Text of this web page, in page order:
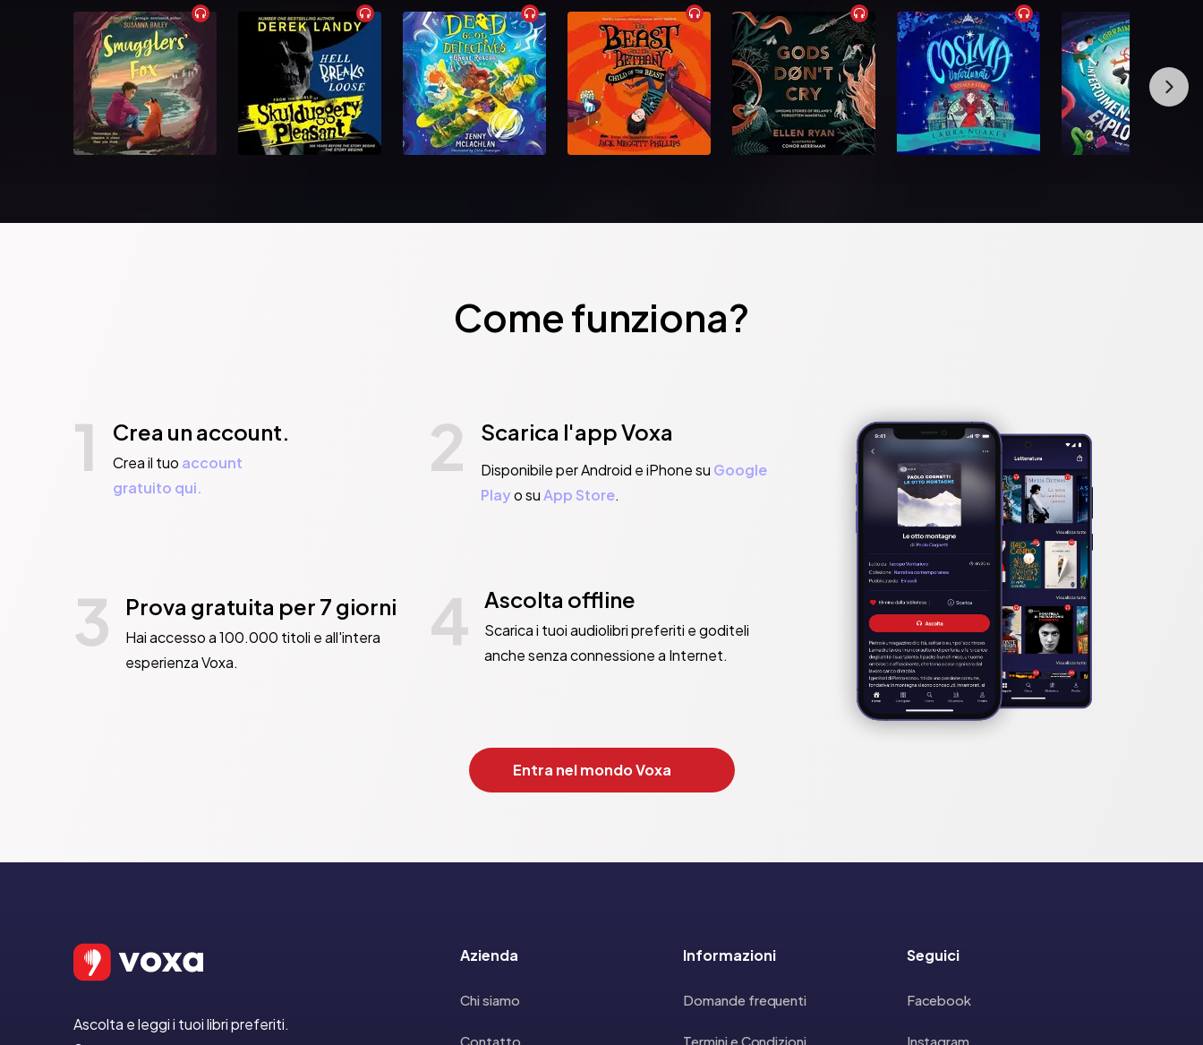
Come funziona?
1 Crea un account.
Crea il tuo account
gratuito qui.
2 Scarica l'app Voxa
Disponibile per Android e iPhone su Google
Playo suApp Store.
3 Prova gratuita per 7 giorni
Hai accesso a 100.000 titoli e all'intera
esperienza Voxa.
4 Ascolta offline
Scarica i tuoi audiolibri preferiti e goditeli
anche senza connessione a Internet.
Entra nel mondo Voxa
Ascolta e leggi i tuoi libri preferiti.
Azienda
Chi siamo
Contatto
Informazioni
Domande frequenti
Termini e Condizioni
Seguici
Facebook
Instagram